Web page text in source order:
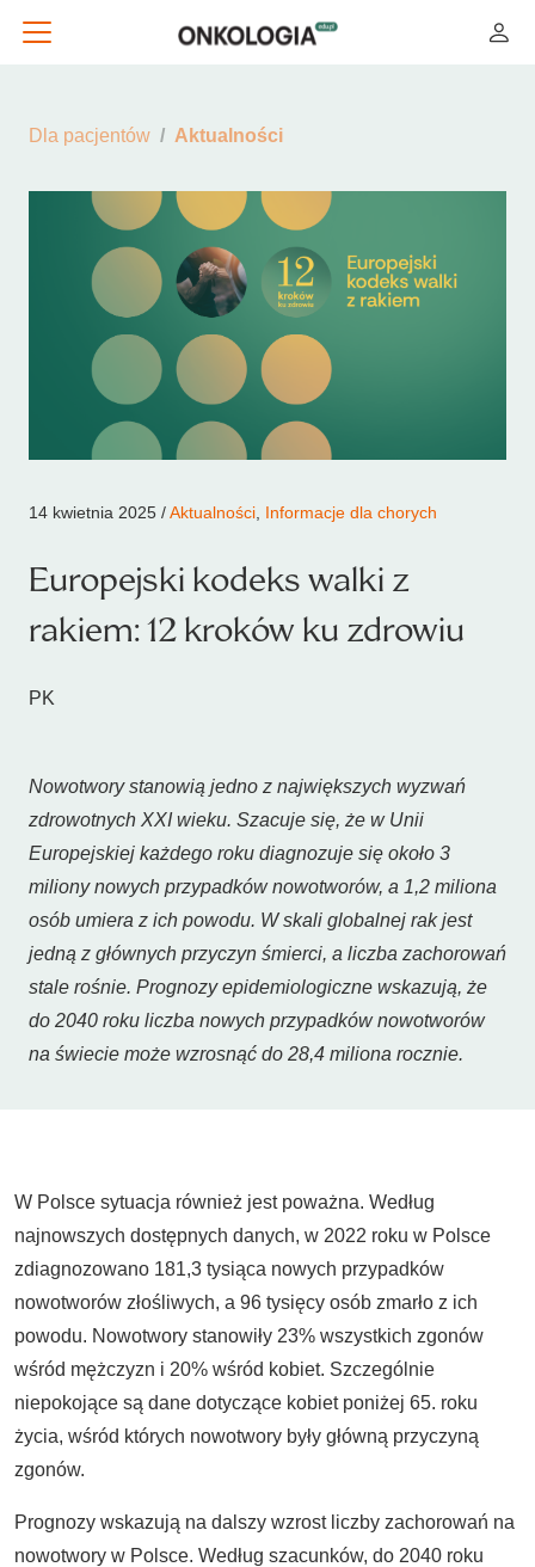
Dla pacjentów Aktualności
14 kwietnia 2025 /Aktualności Informacje dla chorych
Europejski kodeks walki z
rakiem: 12 kroków ku zdrowiu
PK
Nowotwory stanowią jedno z największych wyzwań
zdrowotnych XXI wieku. Szacuje się, że w Unii
Europejskiej każdego roku diagnozuje się około 3
miliony nowych przypadków nowotworów, a 1,2 miliona
osób umiera z ich powodu. W skali globalnej rak jest
jedną z głównych przyczyn śmierci, a liczba zachorowań
stale rośnie. Prognozy epidemiologiczne wskazują, że
do 2040 roku liczba nowych przypadków nowotworów
na świecie może wzrosnąć do 28,4 miliona rocznie.
W Polsce sytuacja również jest poważna. Według
najnowszych dostępnych danych, w 2022 roku w Polsce
zdiagnozowano 181,3 tysiąca nowych przypadków
nowotworów złośliwych, a 96 tysięcy osób zmarło z ich
powodu. Nowotwory stanowiły 23% wszystkich zgonów
wśród mężczyzn i 20% wśród kobiet. Szczególnie
niepokojące są dane dotyczące kobiet poniżej 65. roku
życia, wśród których nowotwory były główną przyczyną
zgonów.
Prognozy wskazują na dalszy wzrost liczby zachorowań na
nowotwory w Polsce. Według szacunków, do 2040 roku